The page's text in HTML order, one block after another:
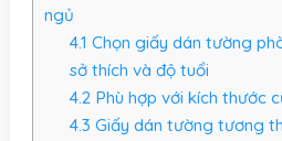
ngủ
4.1 Chọn giấy dán tường
sở thích và độ tuổi
4.2Phù hợp với kích thước
4.3 Giấy dán tường tương